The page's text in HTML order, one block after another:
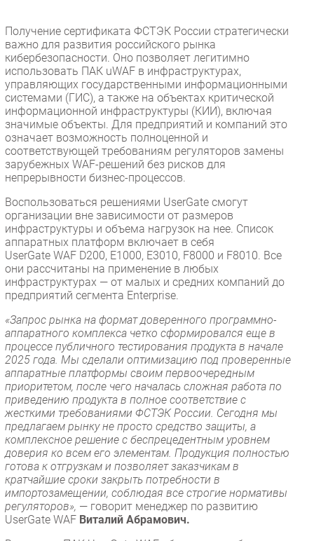
Тестовый стенд
Каталог компаний
Получение сертификата ФСТЭК России стратегически
важно для развития российского рынка
кибербезопасности. Оно позволяет легитимно
использовать ПАК uWAF в инфраструктурах,
управляющих государственными информационными
системами (ГИС), а также на объектах критической
информационной инфраструктуры (КИИ), включая
значимые объекты. Для предприятий и компаний это
означает возможность полноценной и
соответствующей требованиям регуляторов замены
зарубежных WAF-решений без рисков для
непрерывности бизнес-процессов.
Воспользоваться решениями UserGate смогут
организации вне зависимости от размеров
инфраструктуры и объема нагрузок на нее. Список
аппаратных платформ включает в себя
UserGate WAF D200, E1000, E3010, F8000 и F8010. Все
они рассчитаны на применение в любых
инфраструктурах — от малых и средних компаний до
предприятий сегмента Enterprise.
«Запрос рынка на формат доверенного программно-
аппаратного комплекса четко сформировался еще в
процессе публичного тестирования продукта в начале
2025 года. Мы сделали оптимизацию под проверенные
аппаратные платформы своим первоочередным
приоритетом, после чего началась сложная работа по
приведению продукта в полное соответствие с
жесткими требованиями ФСТЭК России. Сегодня мы
предлагаем рынку не просто средство защиты, а
комплексное решение с беспрецедентным уровнем
доверия ко всем его элементам. Продукция полностью
готова к отгрузкам и позволяет заказчикам в
кратчайшие сроки закрыть потребности в
импортозамещении, соблюдая все строгие нормативы
регуляторов», — говорит менеджер по развитию
UserGate WAF Виталий Абрамович.